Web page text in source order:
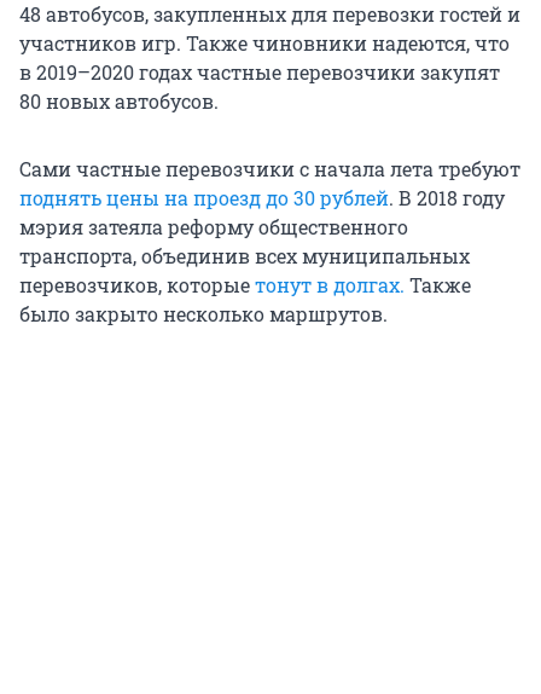
48 автобусов, закупленных для перевозки гостей и
участников игр. Также чиновники надеются, что
в 2019–2020 годах частные перевозчики закупят
80 новых автобусов.
Сами частные перевозчики с начала лета требуют
поднять цены на проезд до 30 рублей. В 2018 году
мэрия затеяла реформу общественного
транспорта, объединив всех муниципальных
перевозчиков, которыетонут в долгах. Также
было закрыто несколько маршрутов.